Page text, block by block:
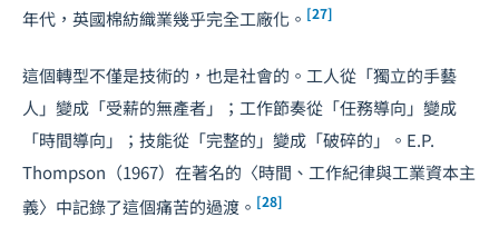
年代，英國棉紡織業幾乎完全工廠化。 [27]
這個轉型不僅是技術的，也是社會的。工人從「獨立的手藝
人」變成「受薪的無產者」；工作節奏從「任務導向」變成
「時間導向」；技能從「完整的」變成「破碎的」。E.P.
Thompson（1967）在著名的〈時間、工作紀律與工業資本主
義〉中記錄了這個痛苦的過渡。 [28]